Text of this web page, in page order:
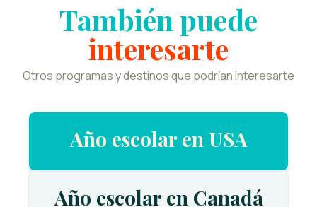
También puede
interesarte
Otros programas y destinos que podrían interesarte
Año escolar en USA
Año escolar en Canadá